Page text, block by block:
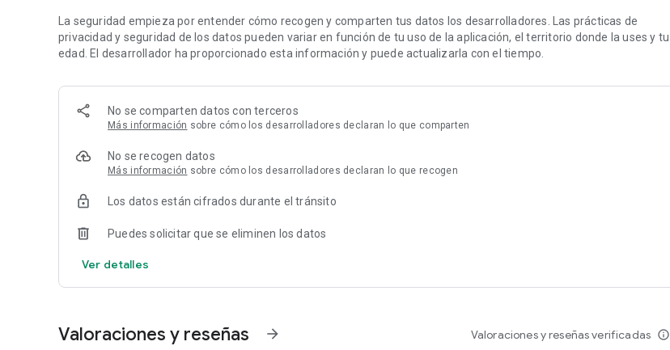
autorizados DaviPlata, oficinas y cajeros más cercanos a usted.
Viva la experiencia de utilizar su dinero de manera fácil y segura con DaviPlata. ¡DESCARGUELA Y ACTIVESE YA!
La seguridad empieza por entender cómo recogen y comparten tus datos los desarrolladores. Las prácticas de
privacidad y seguridad de los datos pueden variar en función de tu uso de la aplicación, el territorio donde la uses y tu
edad. El desarrollador ha proporcionado esta información y puede actualizarla con el tiempo.
No se comparten datos con terceros
Más información sobre cómo los desarrolladores declaran lo que comparten
No se recogen datos
Más información sobre cómo los desarrolladores declaran lo que recogen
Los datos están cifrados durante el tránsito
Puedes solicitar que se eliminen los datos
Ver detalles
Valoraciones y reseñas arrow_forward Valoraciones y reseñas verificadas info_outline